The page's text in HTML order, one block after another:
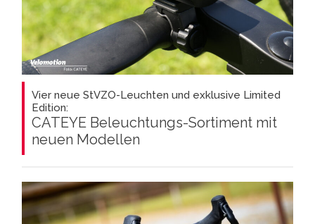
Vier neue StVZO-Leuchten und exklusive Limited
Edition:
CATEYE Beleuchtungs-Sortiment mit
neuen Modellen